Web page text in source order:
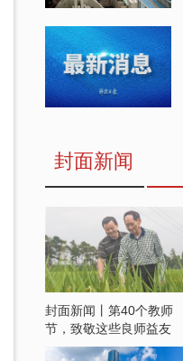
封面新闻
封面新闻丨第40个教师
节，致敬这些良师益友